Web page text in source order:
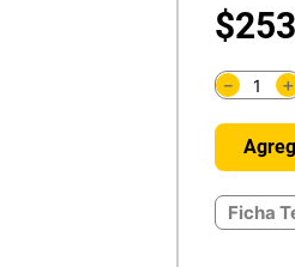
$253
＋
－
Ficha